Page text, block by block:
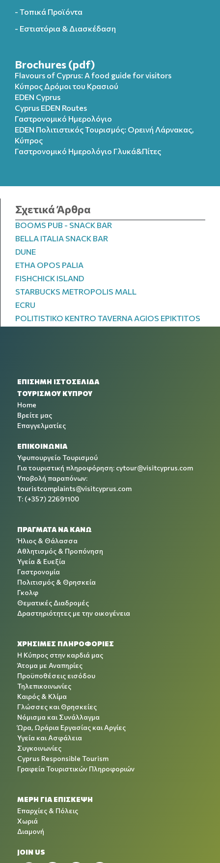
- Τοπικά Προϊόντα
- Εστιατόρια & Διασκέδαση
Brochures (pdf)
Flavours of Cyprus: A food guide for visitors
Κύπρος Δρόμοι του Κρασιού
EDEN Cyprus
Cyprus EDEN Routes
Γαστρονομικό Ημερολόγιο
EDEN Πολιτιστικός Τουρισμός: Ορεινή Λάρνακας,
Κύπρος
Γαστρονομικό Ημερολόγιo Γλυκά&Πίτες
Σχετικά Άρθρα
BOOMS PUB - SNACK BAR
BELLA ITALIA SNACK BAR
DUNE
ETHA OPOS PALIA
FISHCHICK ISLAND
STARBUCKS METROPOLIS MALL
ECRU
POLITISTIKO KENTRO TAVERNA AGIOS EPIKTITOS
ΕΠΙΣΗΜΗ ΙΣΤΟΣΕΛΙΔΑ
ΤΟΥΡΙΣΜΟΥ ΚΥΠΡΟΥ
Home
Βρείτε μας
Επαγγελματίες
ΕΠΙΚΟΙΝΩΝΙΑ
Υφυπουργείο Τουρισμού
Για τουριστική πληροφόρηση: cytour@visitcyprus.com
Υποβολή παραπόνων:
touristcomplaints@visitcyprus.com
T: (+357) 22691100
ΠΡΑΓΜΑΤΑ ΝΑ ΚΑΝΩ
Ήλιος & Θάλασσα
Αθλητισμός & Προπόνηση
Υγεία & Ευεξία
Γαστρονομία
Πολιτισμός & Θρησκεία
Γκολφ
Θεματικές Διαδρομές
Δραστηριότητες με την οικογένεια
ΧΡΉΣΙΜΕΣ ΠΛΗΡΟΦΟΡΊΕΣ
Η Κύπρος στην καρδιά μας
Άτομα με Αναπηρίες
Προϋποθέσεις εισόδου
Τηλεπικοινωνίες
Καιρός & Κλίμα
Γλώσσες και Θρησκείες
Νόμισμα και Συνάλλαγμα
Ώρα, Ωράρια Εργασίας και Αργίες
Υγεία και Ασφάλεια
Συγκοινωνίες
Cyprus Responsible Tourism
Γραφεία Τουριστικών Πληροφοριών
ΜΕΡΗ ΓΙΑ ΕΠΙΣΚΕΨΗ
Επαρχίες & Πόλεις
Χωριά
Διαμονή
JOIN US